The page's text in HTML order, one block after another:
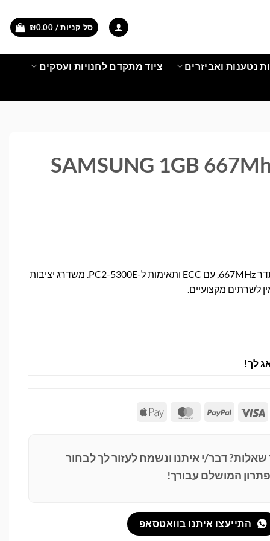
סל קניות / ₪0.00
נטענות ואביזרים ציוד מתקדם לחנויות ועסקים
SAMSUNG 1GB
זיכרון שרת סמסונג 1GB בתדר 667MHz, עם ECC ותאימות ל-PC2-5300E. משדרג יציבות
לשרתים מקצועיים.
לך!
Visa
PayPal
MasterCard
Apple
שאלות? דבר/י איתנו ונשמח לעזור לך לבחור
המושלם עבורך!
התייעצו איתנו בוואטסאפ